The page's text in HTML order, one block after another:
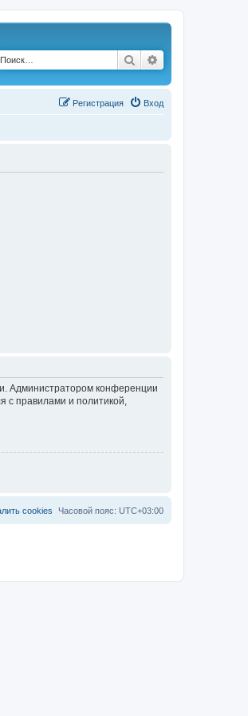
Поиск
Вход
Регистрация
Администратором конференции
с правилами и политикой,
Часовой пояс: UTC+03:00
cookies